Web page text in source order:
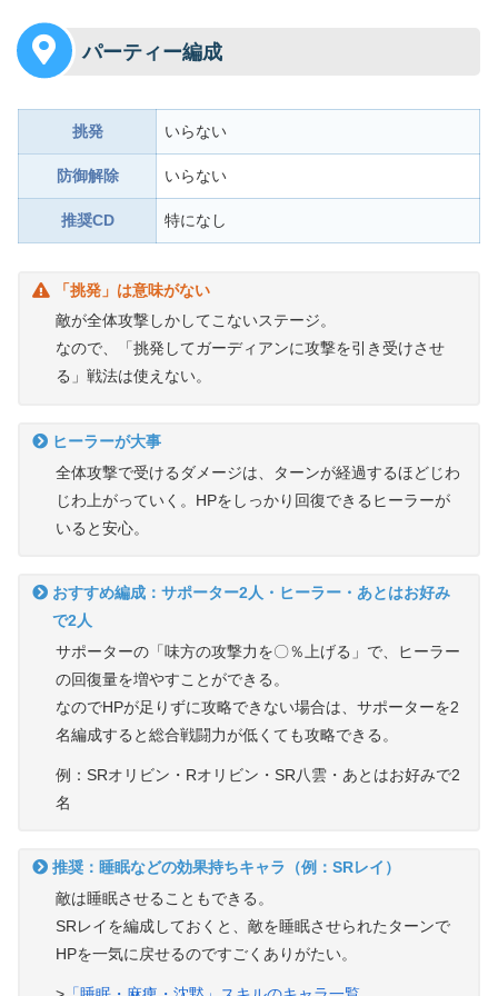
パーティー編成
挑発 いらない
防御解除 いらない
推奨CD 特になし
「挑発」は意味がない
敵が全体攻撃しかしてこないステージ。
なので、「挑発してガーディアンに攻撃を引き受けさせ
る」戦法は使えない。
ヒーラーが大事
全体攻撃で受けるダメージは、ターンが経過するほどじわ
じわ上がっていく。HPをしっかり回復できるヒーラーが
いると安心。
おすすめ編成：サポーター2人・ヒーラー・あとはお好み
で2人
サポーターの「味方の攻撃力を〇％上げる」で、ヒーラー
の回復量を増やすことができる。
なのでHPが足りずに攻略できない場合は、サポーターを2
名編成すると総合戦闘力が低くても攻略できる。
例：SRオリビン・Rオリビン・SR八雲・あとはお好みで2
名
推奨：睡眠などの効果持ちキャラ（例：SRレイ）
敵は睡眠させることもできる。
SRレイを編成しておくと、敵を睡眠させられたターンで
HPを一気に戻せるのですごくありがたい。